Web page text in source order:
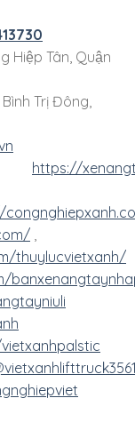
Hiệp Tân, Quận
Trị Đông,
https://
thuylucvietxanh/